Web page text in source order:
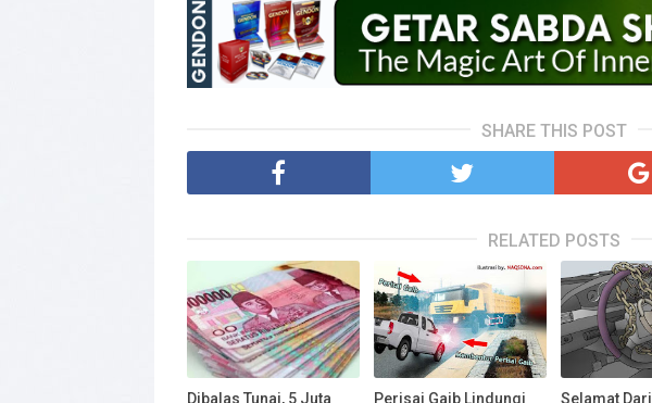
SHARE THIS POST
RELATED POSTS
Dibalas Tunai, 5 Juta Perisai Gaib Lindungi Selamat Dari